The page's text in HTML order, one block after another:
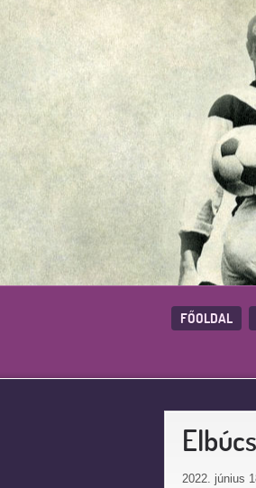
FŐOLDAL
2022. június